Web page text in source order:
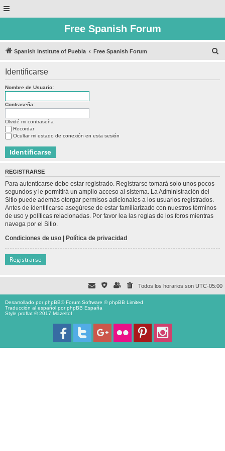
Free Spanish Forum
Spanish Institute of Puebla Free Spanish Forum
Identificarse
Nombre de Usuario:
Contraseña:
Olvidé mi contraseña
Recordar
Ocultar mi estado de conexión en esta sesión
REGISTRARSE
Para autenticarse debe estar registrado. Registrarse tomará solo unos pocos
segundos y le permitirá un amplio acceso al sistema. La Administración del
Sitio puede además otorgar permisos adicionales a los usuarios registrados.
Antes de identificarse asegúrese de estar familiarizado con nuestros términos
de uso y políticas relacionadas. Por favor lea las reglas de los foros mientras
navega por el Sitio.
Condiciones de uso | Política de privacidad
Registrarse
Todos los horarios son UTC-05:00
Desarrollado porphpBB® Forum Software © phpBB Limited
Traducción al español porphpBB España
Style proflat © 2017 Mazeltof